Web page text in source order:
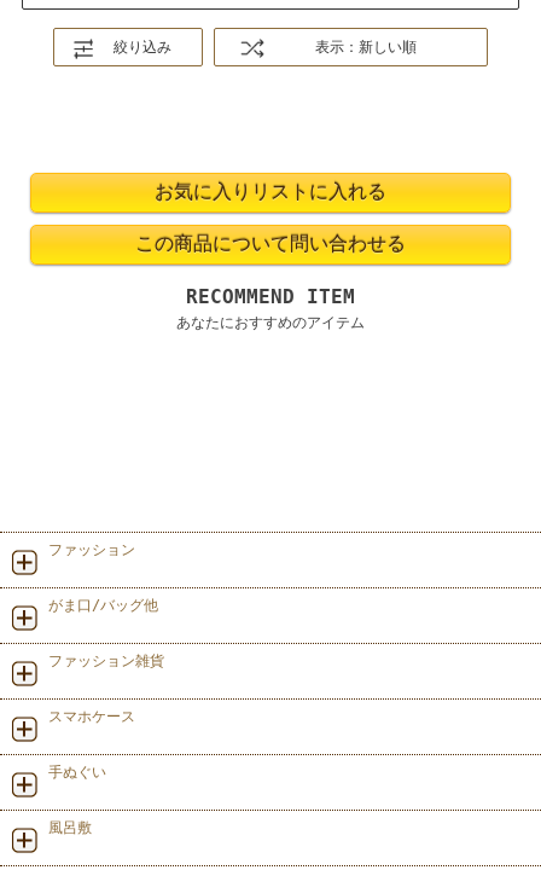
絞り込み 表示：新しい順
RECOMMEND ITEM
あなたにおすすめのアイテム
ファッション
がま口/バッグ他
ファッション雑貨
スマホケース
手ぬぐい
風呂敷